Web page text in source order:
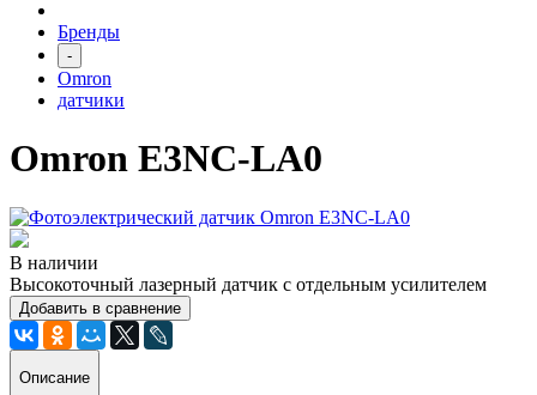
Бренды
-
Omron
датчики
Omron E3NC-LA0
В наличии
Высокоточный лазерный датчик с отдельным усилителем
Добавить в сравнение
Описание